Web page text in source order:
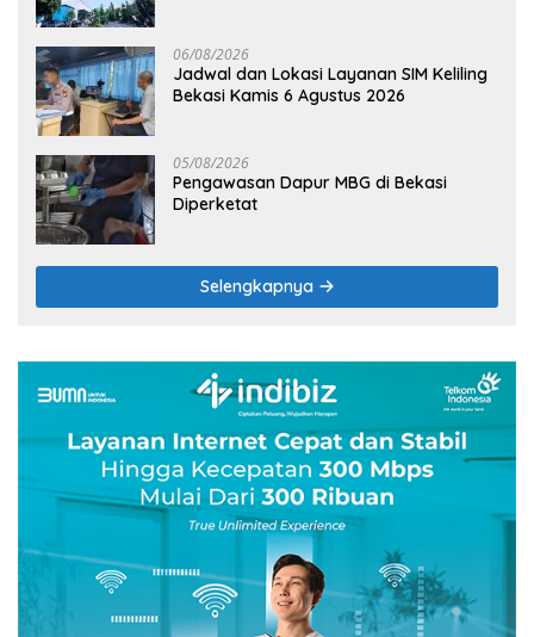
06/08/2026
Jadwal dan Lokasi Layanan SIM Keliling
Bekasi Kamis 6 Agustus 2026
05/08/2026
Pengawasan Dapur MBG di Bekasi
Diperketat
Selengkapnya